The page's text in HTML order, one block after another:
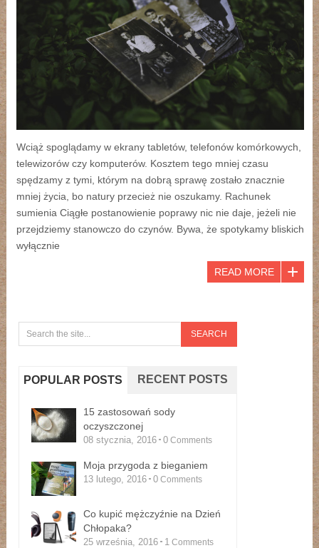
Wciąż spoglądamy w ekrany tabletów, telefonów komórkowych,
telewizorów czy komputerów. Kosztem tego mniej czasu
spędzamy z tymi, którym na dobrą sprawę zostało znacznie
mniej życia, bo natury przecież nie oszukamy. Rachunek
sumienia Ciągłe postanowienie poprawy nic nie daje, jeżeli nie
przejdziemy stanowczo do czynów. Bywa, że spotykamy bliskich
wyłącznie
READ MORE
POPULAR POSTS RECENT POSTS
15 zastosowań sody
oczyszczonej
08 stycznia, 2016 0 Comments
Moja przygoda z bieganiem
13 lutego, 2016 0 Comments
Co kupić mężczyźnie na Dzień
Chłopaka?
25 września, 2016 1 Comments